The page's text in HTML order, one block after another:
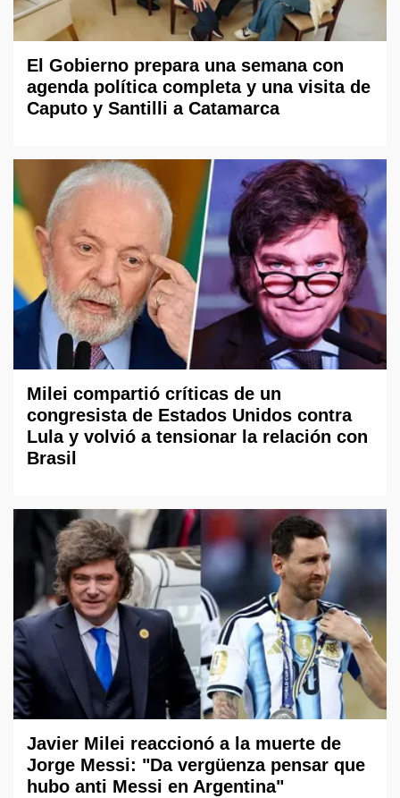
El Gobierno prepara una semana con
agenda política completa y una visita de
Caputo y Santilli a Catamarca
Milei compartió críticas de un
congresista de Estados Unidos contra
Lula y volvió a tensionar la relación con
Brasil
Javier Milei reaccionó a la muerte de
Jorge Messi: "Da vergüenza pensar que
hubo anti Messi en Argentina"